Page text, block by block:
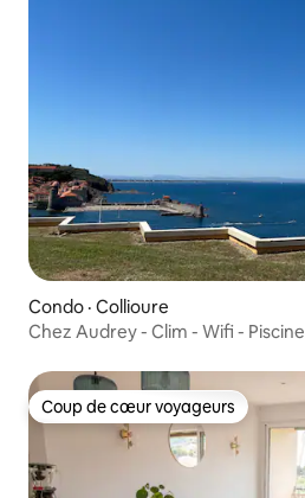
Condo · Collioure
Chez Audrey - Clim - Wifi - Piscine
Coup de cœur voyageurs
Coup de cœur voyageurs